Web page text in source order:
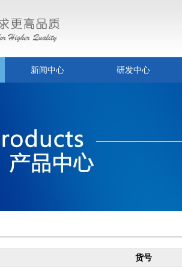
新闻中心 研发中心
货号